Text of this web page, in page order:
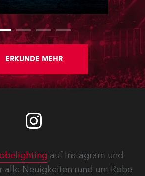
knüpfte an Canitrots
Konzept an und
elektronische Musik, Licht,
Tanz mit einem der
Monumente der Welt.
ERKUNDE MEHR
auf Instagram und
alle Neuigkeiten rund um Robe